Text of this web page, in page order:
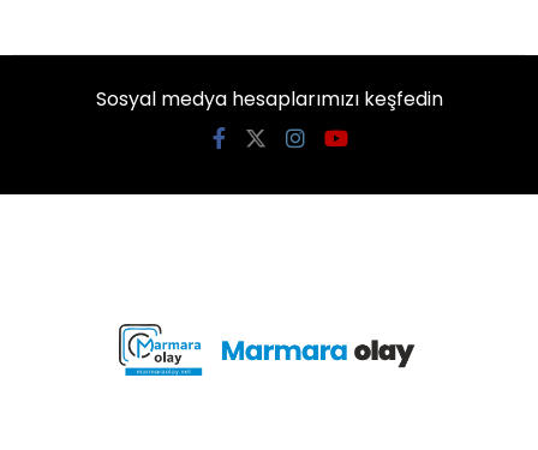
Sosyal medya hesaplarımızı keşfedin